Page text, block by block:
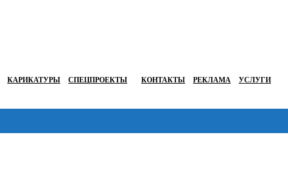
КАРИКАТУРЫ СПЕЦПРОЕКТЫ КОНТАКТЫ РЕКЛАМА УСЛУГИ